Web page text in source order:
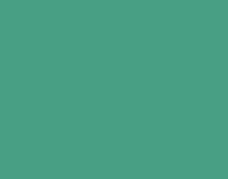
una crisis de
en mi hijo y qué hacer